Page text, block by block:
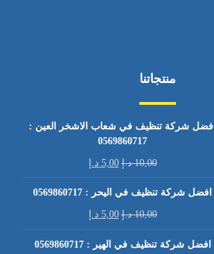
منتجاتنا
افضل شركة تنظيف في شعاب الاشخر العين :
0569860717
10,00 د.إ 5,00 د.إ
افضل شركة تنظيف في اليحر : 0569860717
10,00 د.إ 5,00 د.إ
افضل شركة تنظيف في الهير : 0569860717